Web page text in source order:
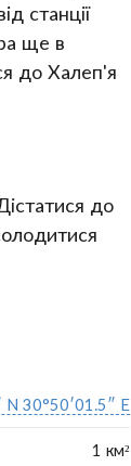
станції
ще в
до Халеп'я
до
N 30°50′01.5″ E
1 км²